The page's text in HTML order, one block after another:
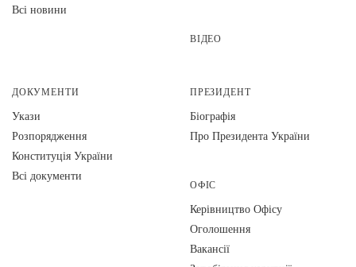
Всі новини
ВІДЕО
ДОКУМЕНТИ
Укази
Розпорядження
Конституція України
Всі документи
ПРЕЗИДЕНТ
Біографія
Про Президента України
ОФІС
Керівництво Офісу
Оголошення
Вакансії